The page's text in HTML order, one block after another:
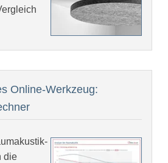
Online-Werkzeug:
die